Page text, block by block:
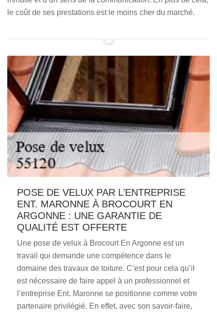
le coût de ses prestations est le moins cher du marché.
POSE DE VELUX PAR L’ENTREPRISE
ENT. MARONNE À BROCOURT EN
ARGONNE : UNE GARANTIE DE
QUALITÉ EST OFFERTE
Une pose de velux à Brocourt En Argonne est un
travail qui demande une compétence dans le
domaine des travaux de toiture. C’est pour cela qu’il
est nécessaire de faire appel à un professionnel et
l’entreprise Ent. Maronne se positionne comme votre
partenaire privilégié. En effet, avec son savoir-faire,